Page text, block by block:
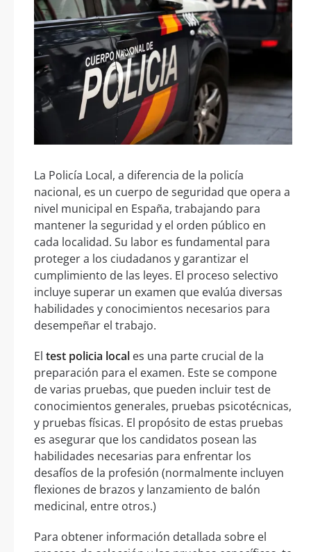
La Policía Local, a diferencia de la policía
nacional, es un cuerpo de seguridad que opera a
nivel municipal en España, trabajando para
mantener la seguridad y el orden público en
cada localidad. Su labor es fundamental para
proteger a los ciudadanos y garantizar el
cumplimiento de las leyes. El proceso selectivo
incluye superar un examen que evalúa diversas
habilidades y conocimientos necesarios para
desempeñar el trabajo.
El test policia local es una parte crucial de la
preparación para el examen. Este se compone
de varias pruebas, que pueden incluir test de
conocimientos generales, pruebas psicotécnicas,
y pruebas físicas. El propósito de estas pruebas
es asegurar que los candidatos posean las
habilidades necesarias para enfrentar los
desafíos de la profesión (normalmente incluyen
flexiones de brazos y lanzamiento de balón
medicinal, entre otros.)
Para obtener información detallada sobre el